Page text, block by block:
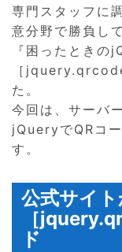
専門スタッフに
意分野で勝負し
『困ったときの
［
た。
今回は、サーバ
jQueryでQRコ
す。
公式サイト
［
ド